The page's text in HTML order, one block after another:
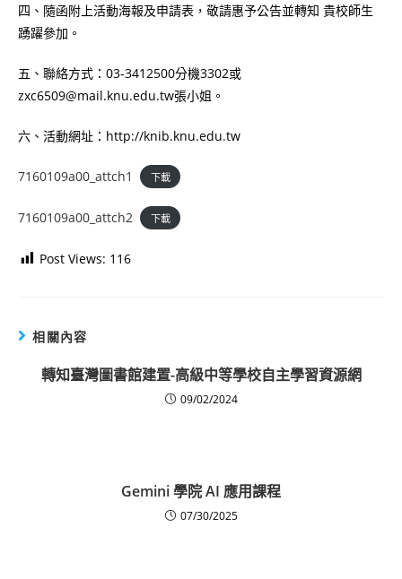
四、隨函附上活動海報及申請表，敬請惠予公告並轉知 貴校師生
踴躍參加。
五、聯絡方式：03-3412500分機3302或
zxc6509@mail.knu.edu.tw張小姐。
六、活動網址：http://knib.knu.edu.tw
7160109a00_attch1 下載
7160109a00_attch2 下載
Post Views: 116
相關內容
轉知臺灣圖書館建置-高級中等學校自主學習資源網
09/02/2024
Gemini 學院 AI 應用課程
07/30/2025